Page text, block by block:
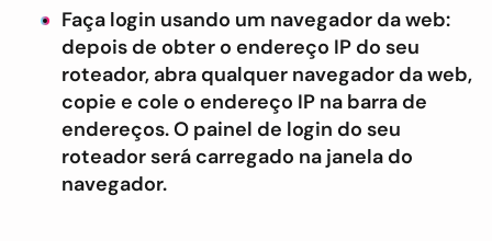
Faça login usando um navegador da web:
depois de obter o endereço IP do seu
roteador, abra qualquer navegador da web,
copie e cole o endereço IP na barra de
endereços. O painel de login do seu
roteador será carregado na janela do
navegador.